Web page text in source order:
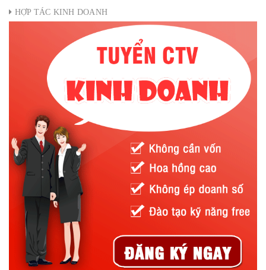
HỢP TÁC KINH DOANH